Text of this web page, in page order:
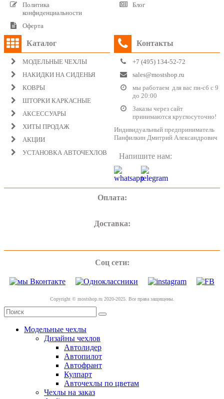
Политика
конфиденциальности
Оферта
Блог
Каталог
МОДЕЛЬНЫЕ ЧЕХЛЫ
НАКИДКИ НА СИДЕНЬЯ
КОВРЫ
ШТОРКИ КАРКАСНЫЕ
АКСЕССУАРЫ
ХИТЫ ПРОДАЖ
АКЦИИ
УСТАНОВКА АВТОЧЕХЛОВ
Контакты
+7 (495) 134-52-72
sales@mostshop.ru
мы работаем для вас пн-сб с 9
до 20:00
Заказы через сайт
принимаются круглосуточно!
Индивидуальный предприниматель
Панфилкин Дмитрий Александрович
Напишите нам:
Оплата:
Доставка:
Соц сети:
Copyright © mostshop.ru 2020-2025. Все права защищены.
Модельные чехлы
Дизайны чехлов
Автолидер
Автопилот
Автофрант
Кулпарт
Авточехлы по цветам
Чехлы на заказ